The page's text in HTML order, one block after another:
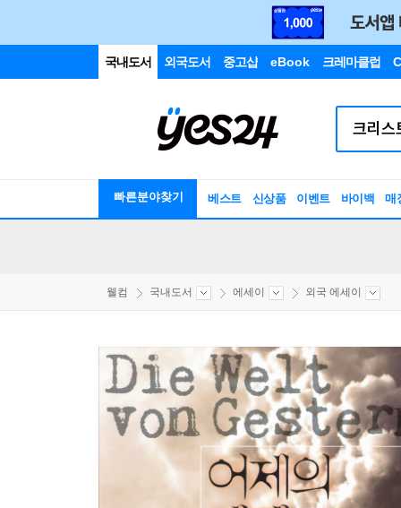
국내도서 외국도서 중고샵 eBook 크레마클럽
빠른분야찾기 베스트 신상품 이벤트 바이백 매
웰컴 국내도서 에세이 외국 에세이